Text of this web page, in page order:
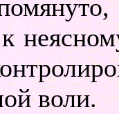
воли.